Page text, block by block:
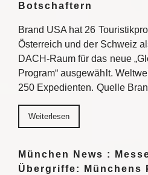
Botschaftern
Brand USA hat 26
Österreich und der Schweiz
DACH-Raum für das neue
Program“ ausgewählt.
250 Expedienten. Quelle
Weiterlesen
München News :
Übergriffe: Münchens